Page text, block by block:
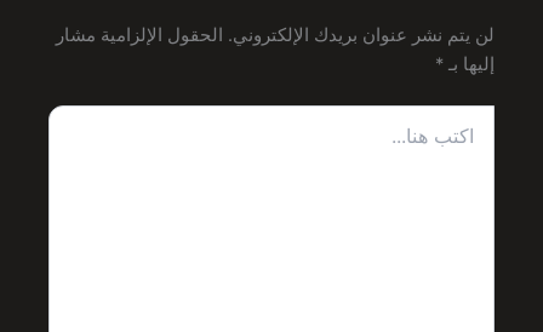
لن يتم نشر عنوان بريدك الإلكتروني.
الحقول الإلزامية مشار
إليها بـ *
هنا...